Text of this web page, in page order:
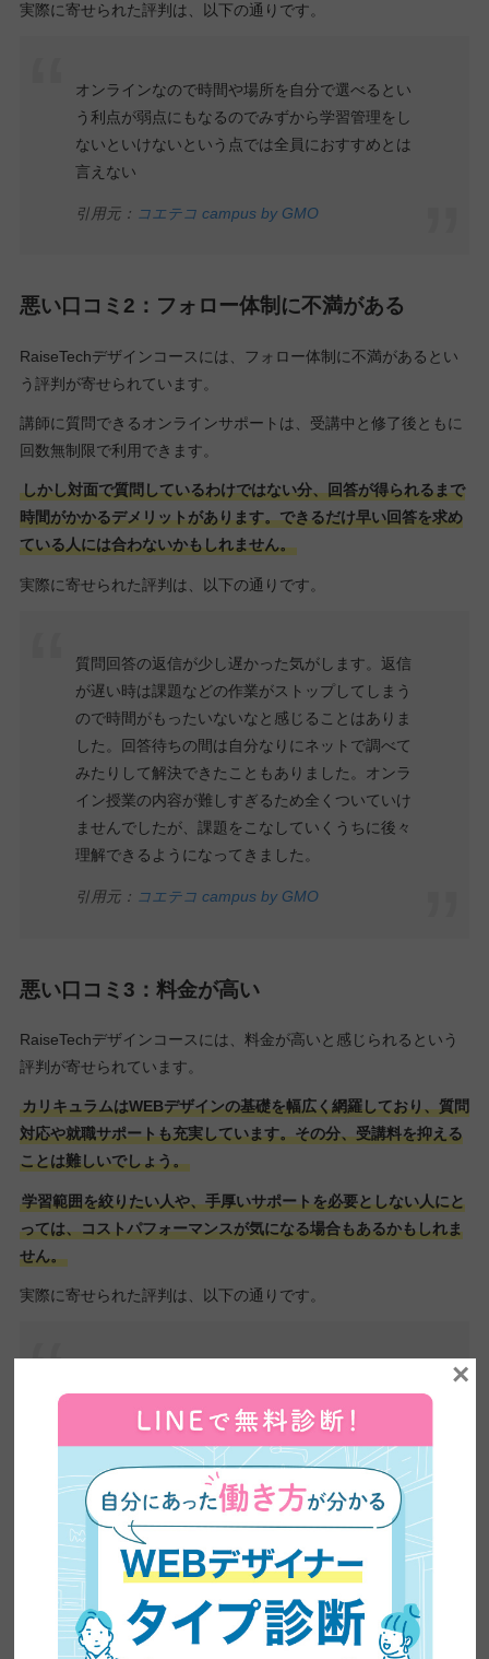
実際に寄せられた評判は、以下の通りです。
オンラインなので時間や場所を自分で選べるとい
う利点が弱点にもなるのでみずから学習管理をし
ないといけないという点では全員におすすめとは
言えない
引用元： コエテコ campus by GMO
悪い口コミ2：フォロー体制に不満がある
RaiseTechデザインコースには、フォロー体制に不満があるとい
う評判が寄せられています。
講師に質問できるオンラインサポートは、受講中と修了後ともに
回数無制限で利用できます。
しかし対面で質問しているわけではない分、回答が得られるまで
時間がかかるデメリットがあります。できるだけ早い回答を求め
ている人には合わないかもしれません。
実際に寄せられた評判は、以下の通りです。
質問回答の返信が少し遅かった気がします。返信
が遅い時は課題などの作業がストップしてしまう
ので時間がもったいないなと感じることはありま
した。回答待ちの間は自分なりにネットで調べて
みたりして解決できたこともありました。オンラ
イン授業の内容が難しすぎるため全くついていけ
ませんでしたが、課題をこなしていくうちに後々
理解できるようになってきました。
引用元： コエテコ campus by GMO
悪い口コミ3：料金が高い
RaiseTechデザインコースには、料金が高いと感じられるという
評判が寄せられています。
カリキュラムはWEBデザインの基礎を幅広く網羅しており、質問
対応や就職サポートも充実しています。その分、受講料を抑える
ことは難しいでしょう。
学習範囲を絞りたい人や、手厚いサポートを必要としない人にと
っては、コストパフォーマンスが気になる場合もあるかもしれま
せん。
実際に寄せられた評判は、以下の通りです。
引用元：コエテコ campus by GMO
×